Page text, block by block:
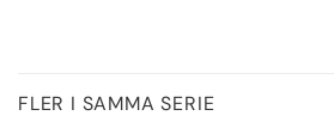
FLER I SAMMA SERIE